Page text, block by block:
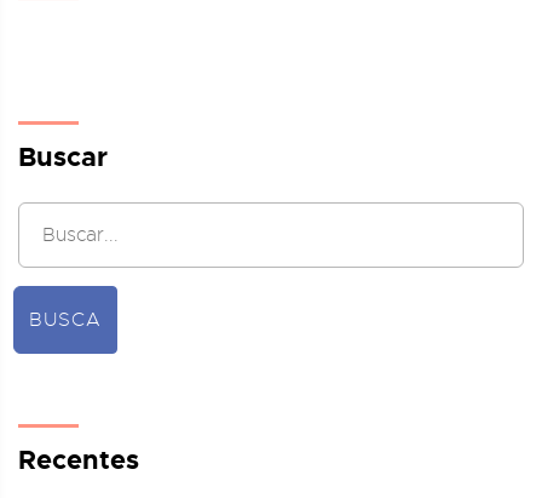
Buscar
BUSCA
Recentes